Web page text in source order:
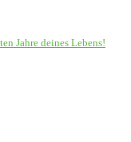
Jahre deines Lebens!